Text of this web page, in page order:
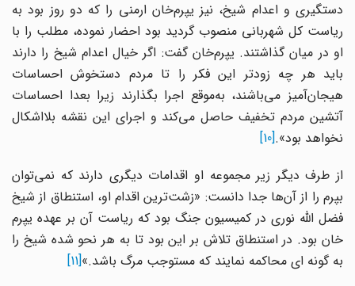
دستگیری و اعدام شیخ، نیز یپرم‌خان ارمنی را که دو روز بود به
ریاست کل شهربانی منصوب گردید بود احضار نموده، مطلب را با
او در میان گذاشتند. یپرم‌خان گفت: اگر خیال اعدام شیخ را دارند
باید هر چه زودتر این فکر را تا مردم دستخوش احساسات
هیجان‌آمیز می‌باشند، به‌موقع اجرا بگذارند زیرا بعدا احساسات
آتشین مردم تخفیف حاصل می‌کند و اجرای این نقشه بلااشکال
نخواهد بود».[10]
از طرف دیگر زیر مجموعه او اقدامات دیگری دارند که نمی‌توان
بپرم را از آن‌ها جدا دانست: «زشت‌ترین اقدام او، استنطاق از شیخ
فضل الله نوری در کمیسیون جنگ بود که ریاست آن بر عهده یپرم
خان بود. در استنطاق تلاش بر این بود تا به هر نحو شده شیخ را
به گونه ای محاکمه نمایند که مستوجب مرگ باشد.»[11]